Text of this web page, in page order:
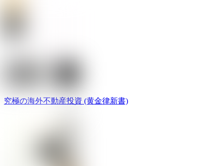
究極の海外不動産投資 (黄金律新書)